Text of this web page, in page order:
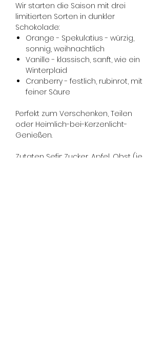
Wir starten die Saison mit drei
limitierten Sorten in dunkler
Schokolade:
Orange - Spekulatius - würzig,
sonnig, weihnachtlich
Vanille - klassisch, sanft, wie ein
Winterplaid
Cranberry - festlich, rubinrot, mit
feiner Säure
Perfekt zum Verschenken, Teilen
oder Heimlich-bei-Kerzenlicht-
Genießen.
Zutaten Sefir: Zucker, Apfel, Obst (je